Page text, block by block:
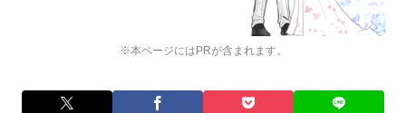
※本ページにはPRが含まれます。